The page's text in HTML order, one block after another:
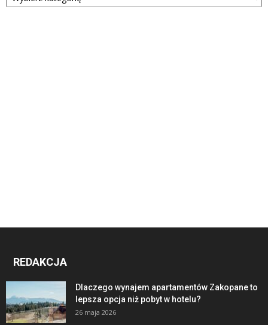
REDAKCJA
Dlaczego wynajem apartamentów Zakopane to
lepsza opcja niż pobyt w hotelu?
26 maja 2026